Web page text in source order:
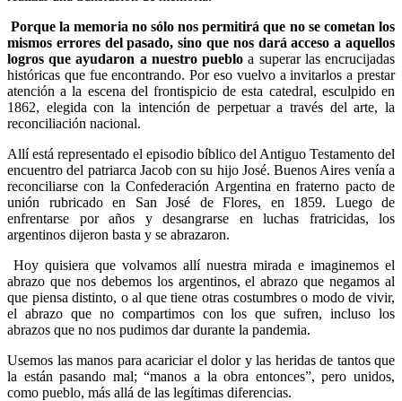
Porque la memoria no sólo nos permitirá que no se cometan los
mismos errores del pasado, sino que nos dará acceso a aquellos
logros que ayudaron a nuestro pueblo a superar las encrucijadas
históricas que fue encontrando. Por eso vuelvo a invitarlos a prestar
atención a la escena del frontispicio de esta catedral, esculpido en
1862, elegida con la intención de perpetuar a través del arte, la
reconciliación nacional.
Allí está representado el episodio bíblico del Antiguo Testamento del
encuentro del patriarca Jacob con su hijo José. Buenos Aires venía a
reconciliarse con la Confederación Argentina en fraterno pacto de
unión rubricado en San José de Flores, en 1859. Luego de
enfrentarse por años y desangrarse en luchas fratricidas, los
argentinos dijeron basta y se abrazaron.
Hoy quisiera que volvamos allí nuestra mirada e imaginemos el
abrazo que nos debemos los argentinos, el abrazo que negamos al
que piensa distinto, o al que tiene otras costumbres o modo de vivir,
el abrazo que no compartimos con los que sufren, incluso los
abrazos que no nos pudimos dar durante la pandemia.
Usemos las manos para acariciar el dolor y las heridas de tantos que
la están pasando mal; “manos a la obra entonces”, pero unidos,
como pueblo, más allá de las legítimas diferencias.